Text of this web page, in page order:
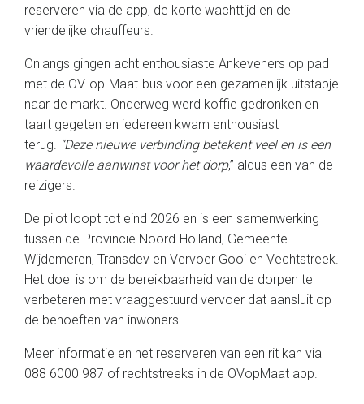
reserveren via de app, de korte wachttijd en de
vriendelijke chauffeurs.
Onlangs gingen acht enthousiaste Ankeveners op pad
met de OV-op-Maat-bus voor een gezamenlijk uitstapje
naar de markt. Onderweg werd koffie gedronken en
taart gegeten en iedereen kwam enthousiast
terug. “Deze nieuwe verbinding betekent veel en is een
waardevolle aanwinst voor het dorp,” aldus een van de
reizigers.
De pilot loopt tot eind 2026 en is een samenwerking
tussen de Provincie Noord-Holland, Gemeente
Wijdemeren, Transdev en Vervoer Gooi en Vechtstreek.
Het doel is om de bereikbaarheid van de dorpen te
verbeteren met vraaggestuurd vervoer dat aansluit op
de behoeften van inwoners.
Meer informatie en het reserveren van een rit kan via
088 6000 987 of rechtstreeks in de OVopMaat app.